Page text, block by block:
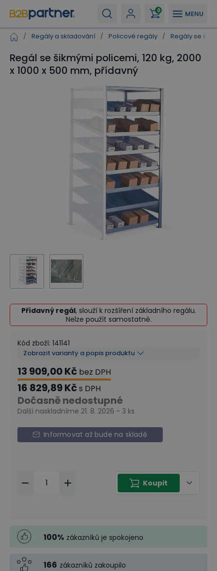
MENU
0
/ Regály a skladování / Policové regály / Regály se
Regál se šikmými policemi, 120 kg, 2000
x 1000 x 500 mm, přídavný
Přídavný regál, slouží k rozšíření základního regálu.
Nelze použít samostatně.
Kód zboží: 141141
Zobrazit varianty a popis produktu
13 909,00 Kč bez DPH
16 829,89 Kčs DPH
Dočasně nedostupné
Další naskladníme 21. 8. 2026 - 3 ks
Informovat až bude na skladě
Koupit
100% zákazníků je spokojeno
166 zákazníků zakoupilo